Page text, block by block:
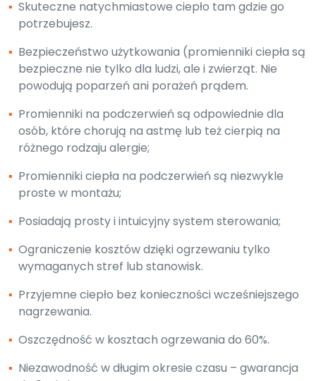
▪ Skuteczne natychmiastowe ciepło tam gdzie go
potrzebujesz.
▪ Bezpieczeństwo użytkowania (promienniki ciepła są
bezpieczne nie tylko dla ludzi, ale i zwierząt. Nie
powodują poparzeń ani porażeń prądem.
▪ Promienniki na podczerwień są odpowiednie dla
osób, które chorują na astmę lub też cierpią na
różnego rodzaju alergie;
▪ Promienniki ciepła na podczerwień są niezwykle
proste w montażu;
▪ Posiadają prosty i intuicyjny system sterowania;
▪ Ograniczenie kosztów dzięki ogrzewaniu tylko
wymaganych stref lub stanowisk.
▪ Przyjemne ciepło bez konieczności wcześniejszego
nagrzewania.
▪ Oszczędność w kosztach ogrzewania do 60%.
▪ Niezawodność w długim okresie czasu – gwarancja